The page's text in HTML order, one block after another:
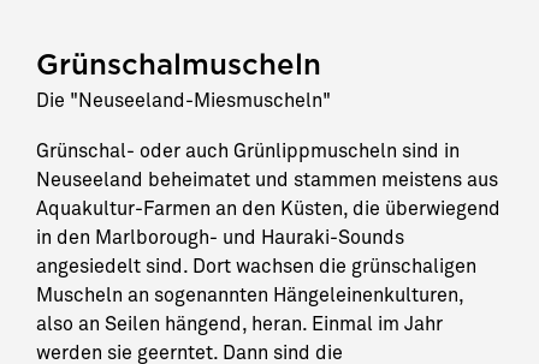
Grünschalmuscheln
Die "Neuseeland-Miesmuscheln"
Grünschal- oder auch Grünlippmuscheln sind in
Neuseeland beheimatet und stammen meistens aus
Aquakultur-Farmen an den Küsten, die überwiegend
in den Marlborough- und Hauraki-Sounds
angesiedelt sind. Dort wachsen die grünschaligen
Muscheln an sogenannten Hängeleinenkulturen,
also an Seilen hängend, heran. Einmal im Jahr
werden sie geerntet. Dann sind die